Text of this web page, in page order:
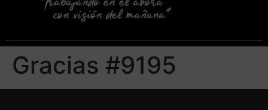
Gracias #9195